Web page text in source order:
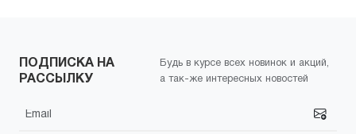
ПОДПИСКА НА
РАССЫЛКУ
Будь в курсе всех новинок и акций,
а так-же интересных новостей